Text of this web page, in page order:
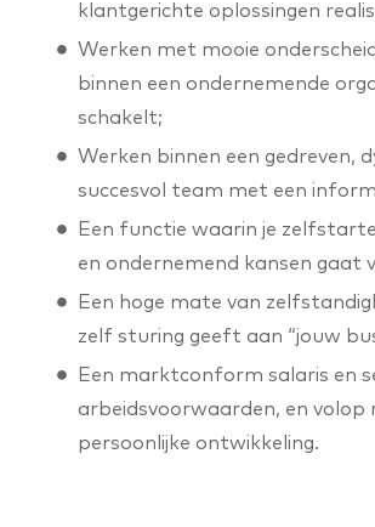
klantgerichte oplossingen
Werken met mooie
binnen een ondernemende
schakelt;
Werken binnen een gedreven,
succesvol team met een
Een functie waarin je
en ondernemend kansen gaat
Een hoge mate van
zelf sturing geeft aan “jouw
Een marktconform salaris en
arbeidsvoorwaarden, en volop
persoonlijke ontwikkeling.